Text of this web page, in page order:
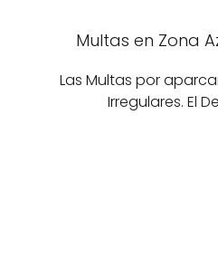
Multas en Zona
Las Multas por
Irregulares. El